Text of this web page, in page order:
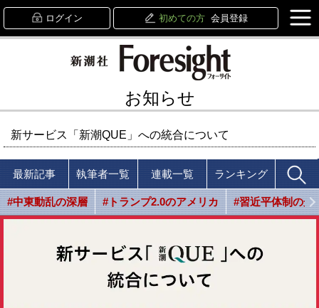
ログイン 初めての方 会員登録
お知らせ
新サービス「新潮QUE」への統合について
最新記事 執筆者一覧 連載一覧 ランキング
#中東動乱の深層 #トランプ2.0のアメリカ #習近平体制の光